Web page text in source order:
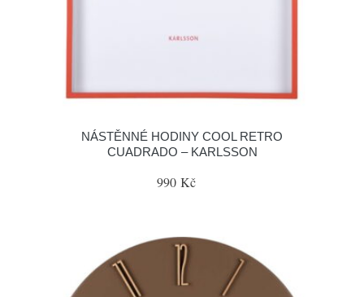
NÁSTĚNNÉ HODINY COOL RETRO
CUADRADO – KARLSSON
990 Kč